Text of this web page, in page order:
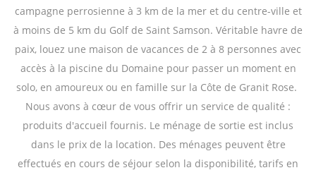
campagne perrosienne à 3 km de la mer et du centre-ville et
à moins de 5 km du Golf de Saint Samson. Véritable havre de
paix, louez une maison de vacances de 2 à 8 personnes avec
accès à la piscine du Domaine pour passer un moment en
solo, en amoureux ou en famille sur la Côte de Granit Rose.
Nous avons à cœur de vous offrir un service de qualité :
produits d'accueil fournis. Le ménage de sortie est inclus
dans le prix de la location. Des ménages peuvent être
effectués en cours de séjour selon la disponibilité, tarifs en